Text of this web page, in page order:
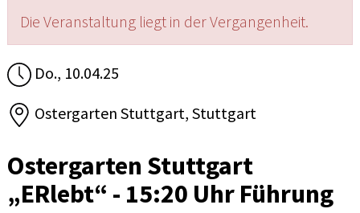
Die Veranstaltung liegt in der Vergangenheit.
Do., 10.04.25
Ostergarten Stuttgart, Stuttgart
Ostergarten Stuttgart
„ERlebt“ - 15:20 Uhr Führung